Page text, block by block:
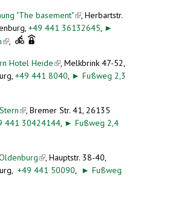
"The basement"(link is
external)
, Herbartstr.
+49 441 36132645, ►
(link is external)
,
Hotel Heide(link is external)
, Melkbrink 47-52,
+49 441 8040, ► Fußweg 2,3
(link is external)
, Bremer Str. 41, 26135
441 30424144, ► Fußweg 2,4
(link is external)
, Hauptstr. 38-40,
+49 441 50090, ► Fußweg